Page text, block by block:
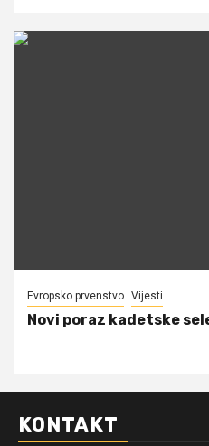
Evropsko prvenstvo Vijesti
Novi poraz kadetske
KONTAKT